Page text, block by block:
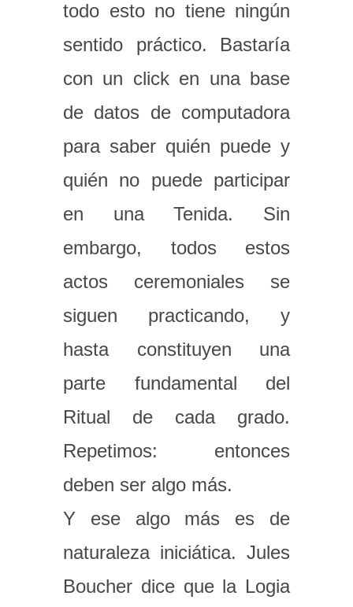
todo esto no tiene ningún
sentido práctico. Bastaría
con un click en una base
de datos de computadora
para saber quién puede y
quién no puede participar
en una Tenida. Sin
embargo, todos estos
actos ceremoniales se
siguen practicando, y
hasta constituyen una
parte fundamental del
Ritual de cada grado.
Repetimos: entonces
deben ser algo más.
Y ese algo más es de
naturaleza iniciática. Jules
Boucher dice que la Logia